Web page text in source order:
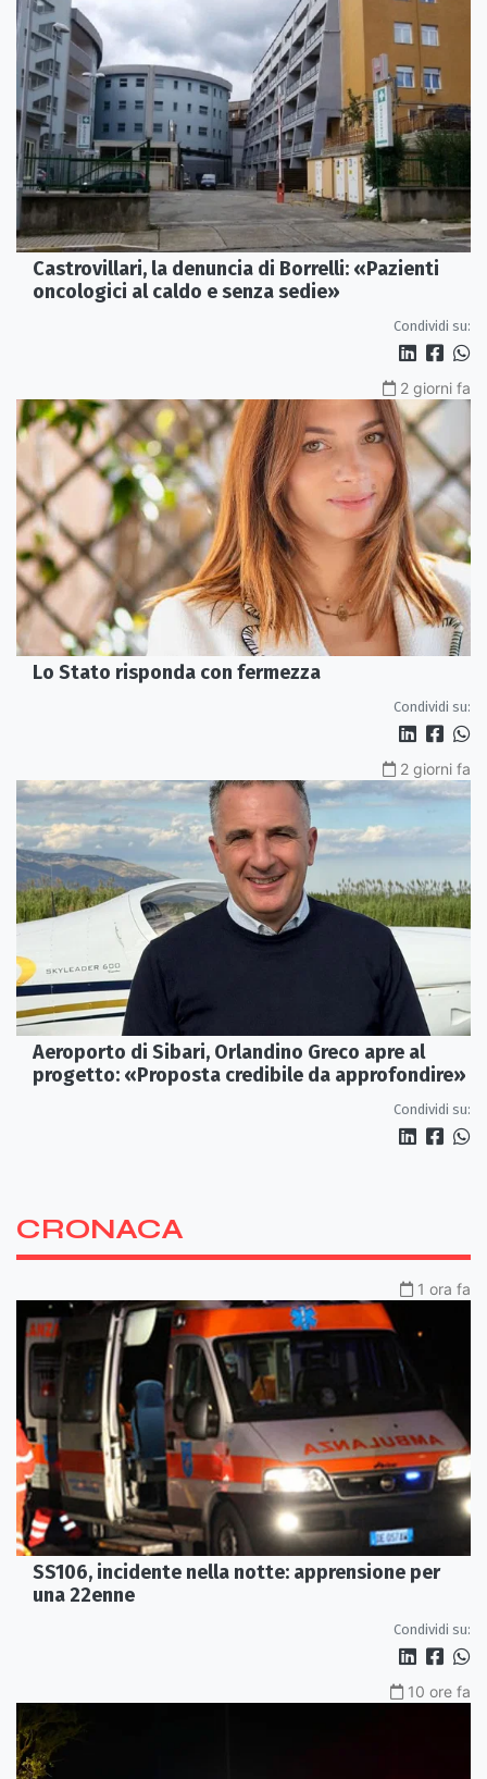
Castrovillari, la denuncia di Borrelli: «Pazienti
oncologici al caldo e senza sedie»
Condividi su:
2 giorni fa
Lo Stato risponda con fermezza
Condividi su:
2 giorni fa
Aeroporto di Sibari, Orlandino Greco apre al
progetto: «Proposta credibile da approfondire»
Condividi su:
CRONACA
1 ora fa
SS106, incidente nella notte: apprensione per
una 22enne
Condividi su:
10 ore fa